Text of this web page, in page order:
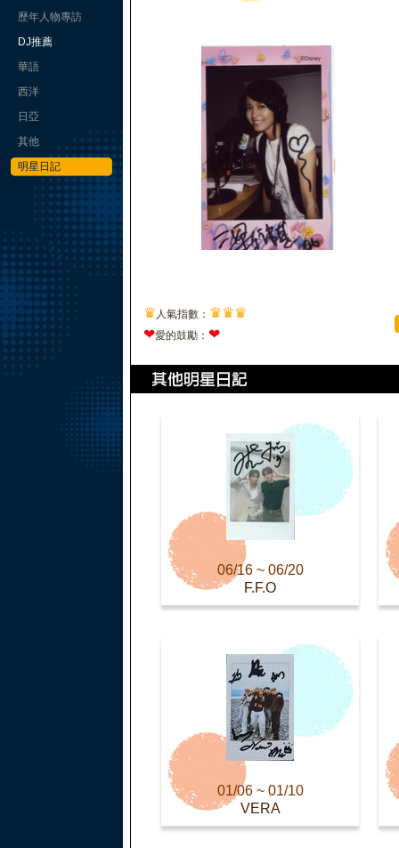
歷年人物專訪
DJ推薦
華語
西洋
日亞
其他
明星日記
♛ 人氣指數： ♛♛♛
❤愛的鼓勵： ❤
06/16 ~ 06/20
F.F.O
01/06 ~ 01/10
VERA